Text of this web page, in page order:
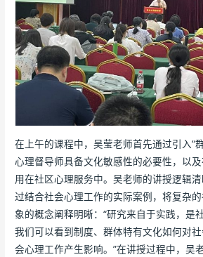
在上午的课程中，吴莹老师首先通过引入“
心理督导师具备文化敏感性的必要性，以
用在社区心理服务中。吴老师的讲授逻辑
过结合社会心理工作的实际案例，将复杂
象的概念阐释明晰：“研究来自于实践，是
我们可以看到制度、群体特有文化如何对
会心理工作产生影响。”在讲授过程中，吴